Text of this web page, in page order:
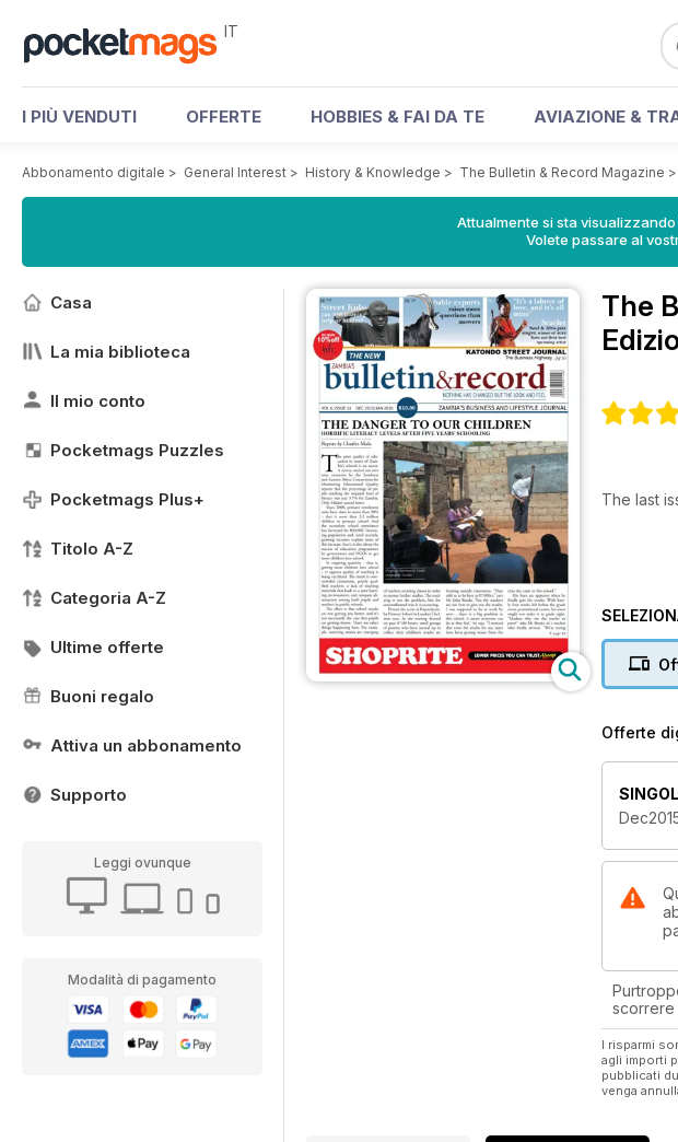
IT
I PIÙ VENDUTI OFFERTE HOBBIES & FAI DA TE AVIAZIONE &
Abbonamento digitale > General Interest > History & Knowledge > The Bulletin & Record Magazine >
Attualmente si sta
Volete passare al
Casa
La mia biblioteca
Il mio conto
Pocketmags Puzzles
Pocketmags Plus+
Titolo A-Z
Categoria A-Z
Ultime offerte
Buoni regalo
Attiva un abbonamento
Supporto
Leggi ovunque
Modalità di pagamento
The
The last
Offerte
scorrere
I risparmi
agli importi
pubblicati
venga